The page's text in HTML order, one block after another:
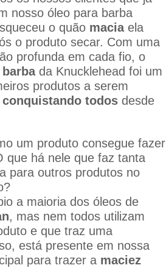
nosso óleo para barba
o quão macia ela
o produto secar. Com uma
profunda em cada fio, o
da Knucklehead foi um
produtos a serem
conquistando todos desde
um produto consegue fazer
que há nele que faz tanta
para outros produtos no
a maioria dos óleos de
, mas nem todos utilizam
e que traz uma
está presente em nossa
para trazer a maciez